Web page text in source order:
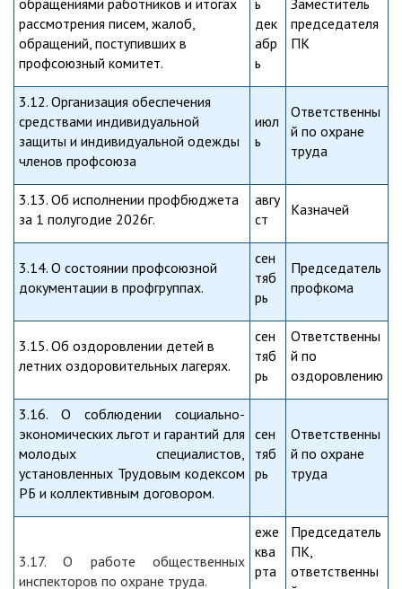
обращениями работников и итогах
рассмотрения писем, жалоб,
обращений, поступивших в
профсоюзный комитет.
ь
дек
абр
ь
Заместитель
председателя
ПК
3.12. Организация обеспечения
средствами индивидуальной
защиты и индивидуальной одежды
членов профсоюза
июл
ь
Ответственны
й по охране
труда
3.13. Об исполнении профбюджета
за 1 полугодие 2026г.
авгу
ст
Казначей
3.14. О состоянии профсоюзной
документации в профгруппах.
сен
тяб
рь
Председатель
профкома
3.15. Об оздоровлении детей в
летних оздоровительных лагерях.
сен
тяб
рь
Ответственны
й по
оздоровлению
3.16. О соблюдении социально-
экономических льгот и гарантий для
молодых специалистов,
установленных Трудовым кодексом
РБ и коллективным договором.
сен
тяб
рь
Ответственны
й по охране
труда
3.17. О работе общественных
инспекторов по охране труда.
еже
ква
рта
Председатель
ПК,
ответственны